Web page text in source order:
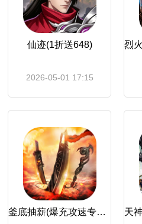
仙迹(1折送648)
2026-05-01 17:15
釜底抽薪(爆充攻速专属刀)